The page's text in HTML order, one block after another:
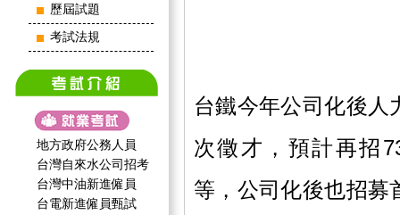
歷屆試題
考試法規
地方政府公務人員
台灣自來水公司招考
台灣中油新進僱員
台電新進僱員甄試
台鐵今年公司化後人
次徵才，預計再招
等，公司化後也招募